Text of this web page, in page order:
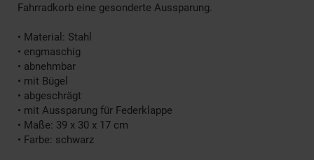
Fahrradkorb eine gesonderte Aussparung.
• Material: Stahl
• engmaschig
• abnehmbar
• mit Bügel
• abgeschrägt
• mit Aussparung für Federklappe
• Maße: 39 x 30 x 17 cm
• Farbe: schwarz